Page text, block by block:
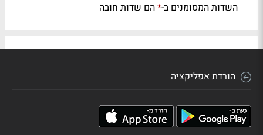
השדות המסומנים ב-*הם שדות חובה
הורדת אפליקציה